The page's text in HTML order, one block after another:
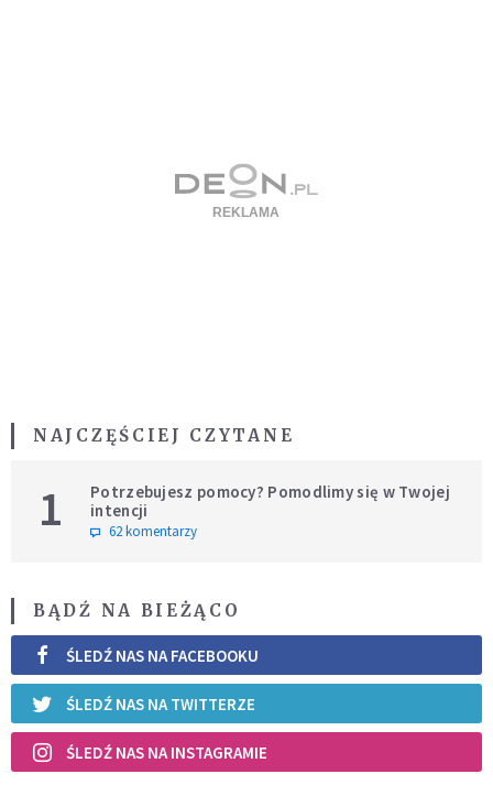
NAJCZĘŚCIEJ CZYTANE
1
Potrzebujesz pomocy? Pomodlimy się w Twojej
intencji
62 komentarzy
BĄDŹ NA BIEŻĄCO
ŚLEDŹ NAS NA FACEBOOKU
ŚLEDŹ NAS NA TWITTERZE
ŚLEDŹ NAS NA INSTAGRAMIE